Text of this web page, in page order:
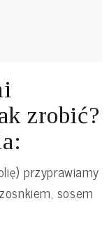
zrobić?
przyprawiamy
sosem